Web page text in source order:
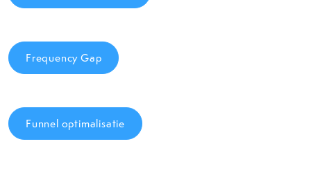
Frequency Gap
Funnel optimalisatie